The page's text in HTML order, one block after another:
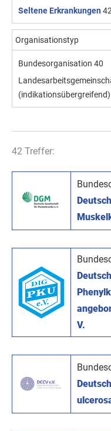
Seltene Erkrankungen 42
Organisationstyp
Bundesorganisation 40
(indikationsübergreifend)
42 Treffer:
V.